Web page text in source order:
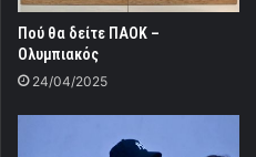
Πού θα δείτε ΠΑΟΚ –
Ολυμπιακός
24/04/2025